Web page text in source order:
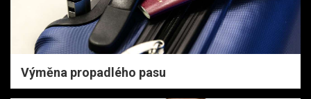
Výměna propadlého pasu